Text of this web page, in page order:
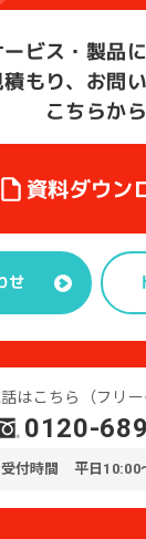
ービス・製品
積もり、お問
こちらから
資料ダウン
せ
はこちら（フリー
0120-
受付時間 平日10:00